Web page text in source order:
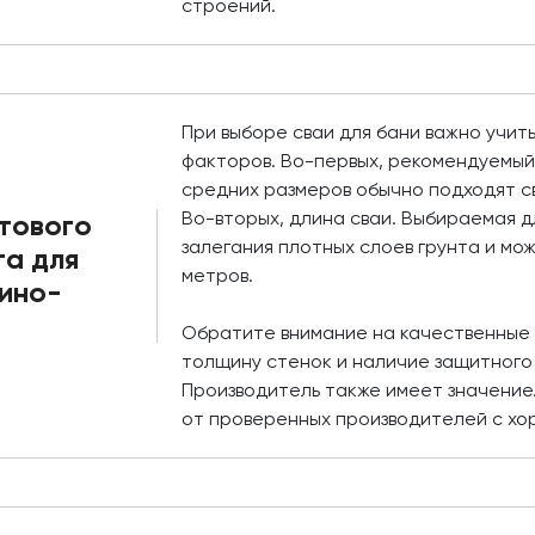
строений.
для
При выборе сваи для бани важно
факторов. Во-первых,
средних размеров обычно подходят
Во-вторых, длина сваи. Выбираемая
залегания плотных слоев грунта и
метров.
Обратите внимание на качественные
толщину стенок и наличие
Производитель также имеет
от проверенных производителей с